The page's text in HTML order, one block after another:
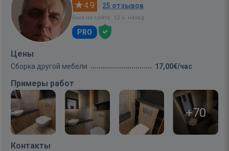
4.9 · 25 отзывов
Был на сайте: 12 ч. назад
PRO
Цены
Сборка другой мебели 17,00€/час
Примеры работ
+70
Контакты